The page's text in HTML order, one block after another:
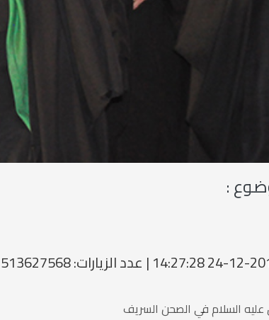
:
عليه السلام في الصحن السريف